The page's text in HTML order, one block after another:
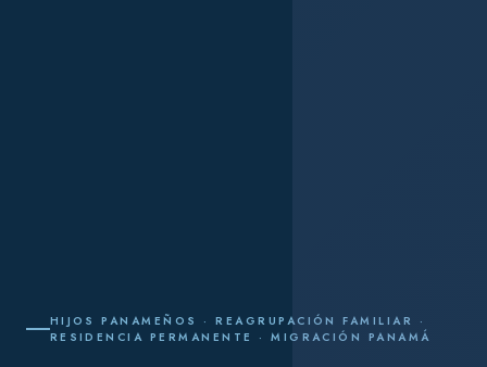
HIJOS PANAMEÑOS · REAGRUPACIÓN FAMILIAR ·
RESIDENCIA PERMANENTE · MIGRACIÓN PANAMÁ